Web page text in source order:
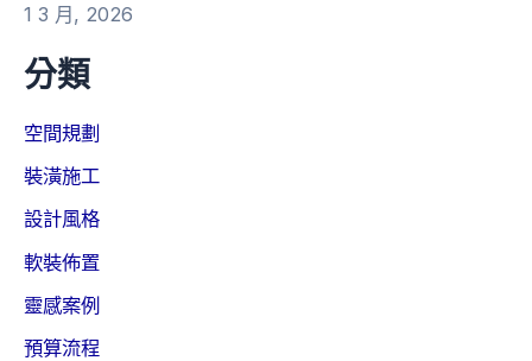
1 3 月, 2026
分類
空間規劃
裝潢施工
設計風格
軟裝佈置
靈感案例
預算流程